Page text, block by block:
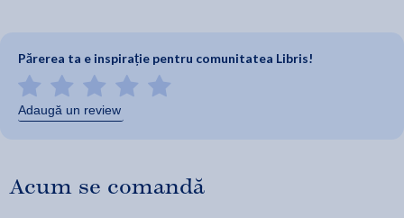
Părerea ta e inspirație pentru comunitatea Libris!
Adaugă un review
Acum se comandă